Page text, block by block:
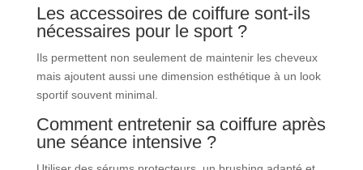
Les accessoires de coiffure sont-ils
nécessaires pour le sport ?
Ils permettent non seulement de maintenir les cheveux
mais ajoutent aussi une dimension esthétique à un look
sportif souvent minimal.
Comment entretenir sa coiffure après
une séance intensive ?